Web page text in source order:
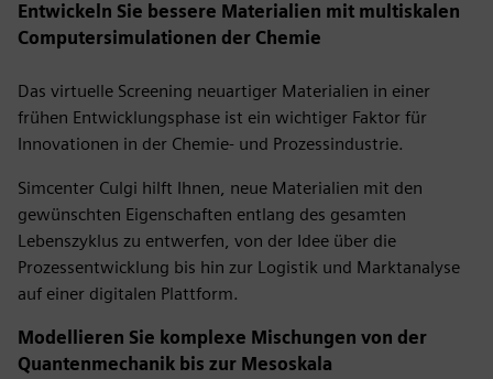
Entwickeln Sie bessere Materialien mit multiskalen
Computersimulationen der Chemie
Das virtuelle Screening neuartiger Materialien in einer
frühen Entwicklungsphase ist ein wichtiger Faktor für
Innovationen in der Chemie- und Prozessindustrie.
Simcenter Culgi hilft Ihnen, neue Materialien mit den
gewünschten Eigenschaften entlang des gesamten
Lebenszyklus zu entwerfen, von der Idee über die
Prozessentwicklung bis hin zur Logistik und Marktanalyse
auf einer digitalen Plattform.
Modellieren Sie komplexe Mischungen von der
Quantenmechanik bis zur Mesoskala